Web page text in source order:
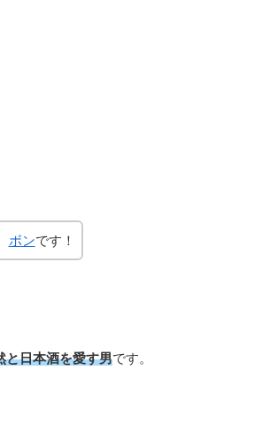
ボンです！
と日本酒を愛す男です。